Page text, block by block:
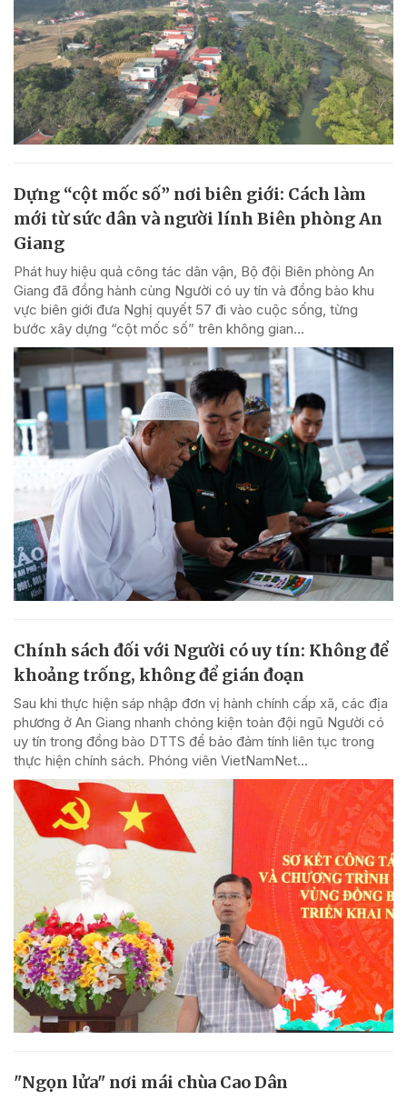
Dựng “cột mốc số” nơi biên giới: Cách làm
mới từ sức dân và người lính Biên phòng An
Giang
Phát huy hiệu quả công tác dân vận, Bộ đội Biên phòng An
Giang đã đồng hành cùng Người có uy tín và đồng bào khu
vực biên giới đưa Nghị quyết 57 đi vào cuộc sống, từng
bước xây dựng “cột mốc số” trên không gian...
Chính sách đối với Người có uy tín: Không để
khoảng trống, không để gián đoạn
Sau khi thực hiện sáp nhập đơn vị hành chính cấp xã, các địa
phương ở An Giang nhanh chóng kiện toàn đội ngũ Người có
uy tín trong đồng bào DTTS để bảo đảm tính liên tục trong
thực hiện chính sách. Phóng viên VietNamNet...
"Ngọn lửa" nơi mái chùa Cao Dân